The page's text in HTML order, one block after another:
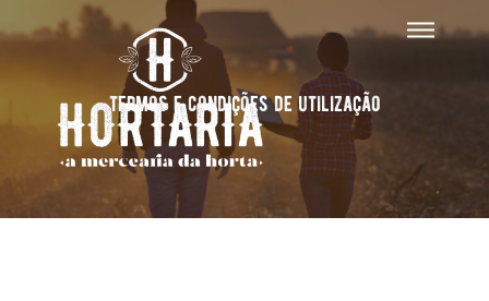
termos e condições de utilização